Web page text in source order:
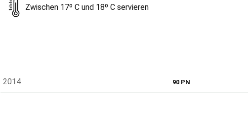
Zwischen 17º C und 18º C servieren
2014 90 PN